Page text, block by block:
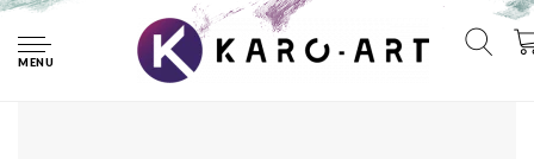
MENU
Schilderij - Ogen van de tijger in zwart wit, eye of the tiger,
premium print , 2 maten